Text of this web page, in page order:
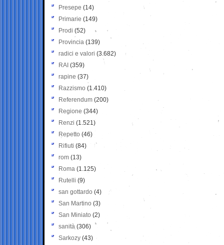
Presepe (14)
Primarie (149)
Prodi (52)
Provincia (139)
radici e valori (3.682)
RAI (359)
rapine (37)
Razzismo (1.410)
Referendum (200)
Regione (344)
Renzi (1.521)
Repetto (46)
Rifiuti (84)
rom (13)
Roma (1.125)
Rutelli (9)
san gottardo (4)
San Martino (3)
San Miniato (2)
sanità (306)
Sarkozy (43)